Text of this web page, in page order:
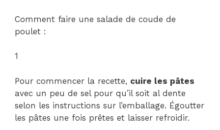
Comment faire une salade de coude de
poulet :
1
Pour commencer la recette, cuire les pâtes
avec un peu de sel pour qu’il soit al dente
selon les instructions sur l’emballage. Égoutter
les pâtes une fois prêtes et laisser refroidir.